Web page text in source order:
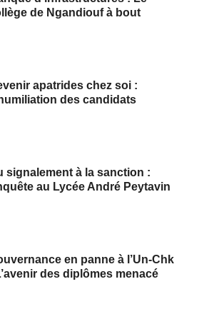
de Ngandiouf à bout
apatrides chez soi :
des candidats
signalement à la sanction :
au Lycée André Peytavin
en panne à l’Un-Chk
des diplômes menacé